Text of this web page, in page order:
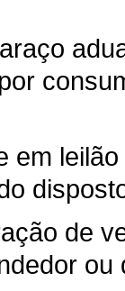
em
de
ou